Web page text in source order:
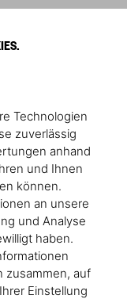
Technologien
zuverlässig
anhand
und Ihnen
können.
an unsere
und Analyse
haben.
zusammen, auf
Einstellung